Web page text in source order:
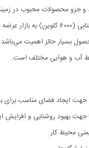
و جزو محصولات محبوب در
بسیار حائز اهمیت می‌باشد.
جهت ایجاد فضای مناسب برای
جهت بهبود روشنایی و افزایش
محیط کار